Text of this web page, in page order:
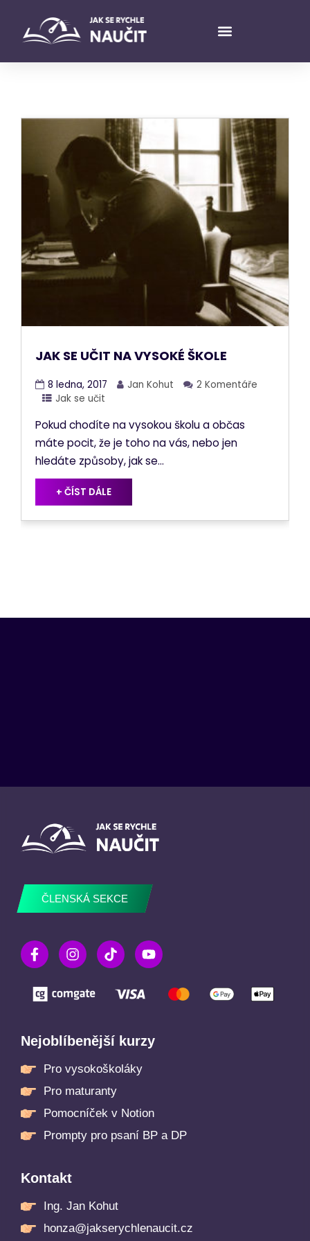
JAK SE UČIT NA VYSOKÉ ŠKOLE
8 ledna, 2017 Jan Kohut
2 Komentáře
Jak se učit
Pokud chodíte na vysokou školu a občas
máte pocit, že je toho na vás, nebo jen
hledáte způsoby, jak se...
+ ČÍST DÁLE
ČLENSKÁ SEKCE
Nejoblíbenější kurzy
Pro vysokoškoláky
Pro maturanty
Pomocníček v Notion
Prompty pro psaní BP a DP
Kontakt
Ing. Jan Kohut
honza@jakserychlenaucit.cz